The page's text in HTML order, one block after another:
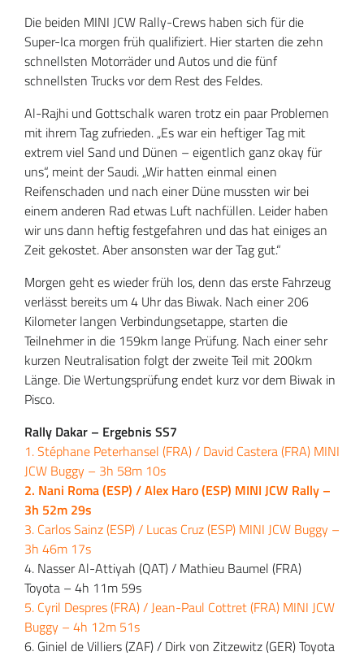
Die beiden MINI JCW Rally-Crews haben sich für die
Super-Ica morgen früh qualifiziert. Hier starten die zehn
schnellsten Motorräder und Autos und die fünf
schnellsten Trucks vor dem Rest des Feldes.
Al-Rajhi und Gottschalk waren trotz ein paar Problemen
mit ihrem Tag zufrieden. „Es war ein heftiger Tag mit
extrem viel Sand und Dünen – eigentlich ganz okay für
uns“, meint der Saudi. „Wir hatten einmal einen
Reifenschaden und nach einer Düne mussten wir bei
einem anderen Rad etwas Luft nachfüllen. Leider haben
wir uns dann heftig festgefahren und das hat einiges an
Zeit gekostet. Aber ansonsten war der Tag gut.“
Morgen geht es wieder früh los, denn das erste Fahrzeug
verlässt bereits um 4 Uhr das Biwak. Nach einer 206
Kilometer langen Verbindungsetappe, starten die
Teilnehmer in die 159km lange Prüfung. Nach einer sehr
kurzen Neutralisation folgt der zweite Teil mit 200km
Länge. Die Wertungsprüfung endet kurz vor dem Biwak in
Pisco.
Rally Dakar – Ergebnis SS7
1. Stéphane Peterhansel (FRA) / David Castera (FRA) MINI
JCW Buggy – 3h 58m 10s
2. Nani Roma (ESP) / Alex Haro (ESP) MINI JCW Rally –
3h 52m 29s
3. Carlos Sainz (ESP) / Lucas Cruz (ESP) MINI JCW Buggy –
3h 46m 17s
4. Nasser Al-Attiyah (QAT) / Mathieu Baumel (FRA)
Toyota – 4h 11m 59s
5. Cyril Despres (FRA) / Jean-Paul Cottret (FRA) MINI JCW
Buggy – 4h 12m 51s
6. Giniel de Villiers (ZAF) / Dirk von Zitzewitz (GER) Toyota